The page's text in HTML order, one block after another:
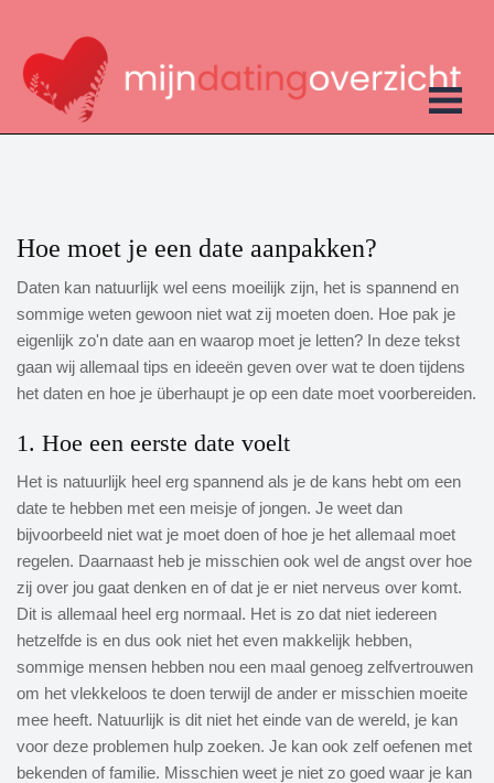
Hoe moet je een date aanpakken?
Daten kan natuurlijk wel eens moeilijk zijn, het is spannend en
sommige weten gewoon niet wat zij moeten doen. Hoe pak je
eigenlijk zo'n date aan en waarop moet je letten? In deze tekst
gaan wij allemaal tips en ideeën geven over wat te doen tijdens
het daten en hoe je überhaupt je op een date moet voorbereiden.
1. Hoe een eerste date voelt
Het is natuurlijk heel erg spannend als je de kans hebt om een
date te hebben met een meisje of jongen. Je weet dan
bijvoorbeeld niet wat je moet doen of hoe je het allemaal moet
regelen. Daarnaast heb je misschien ook wel de angst over hoe
zij over jou gaat denken en of dat je er niet nerveus over komt.
Dit is allemaal heel erg normaal. Het is zo dat niet iedereen
hetzelfde is en dus ook niet het even makkelijk hebben,
sommige mensen hebben nou een maal genoeg zelfvertrouwen
om het vlekkeloos te doen terwijl de ander er misschien moeite
mee heeft. Natuurlijk is dit niet het einde van de wereld, je kan
voor deze problemen hulp zoeken. Je kan ook zelf oefenen met
bekenden of familie. Misschien weet je niet zo goed waar je kan